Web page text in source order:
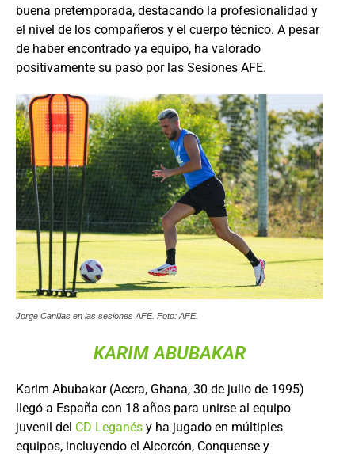
buena pretemporada, destacando la profesionalidad y
el nivel de los compañeros y el cuerpo técnico. A pesar
de haber encontrado ya equipo, ha valorado
positivamente su paso por las Sesiones AFE.
Jorge Canillas en las sesiones AFE. Foto: AFE.
KARIM ABUBAKAR
Karim Abubakar (Accra, Ghana, 30 de julio de 1995)
llegó a España con 18 años para unirse al equipo
juvenil del CD Leganés y ha jugado en múltiples
equipos, incluyendo el Alcorcón, Conquense y